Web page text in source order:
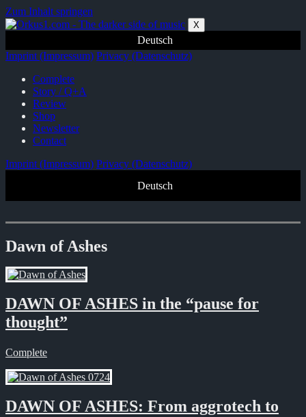
Zum Inhalt springen
X
Deutsch
Imprint (Impressum) Privacy (Datenschutz)
Complete
Story / Q+A
Review
Shop
Newsletter
Contact
Imprint (Impressum) Privacy (Datenschutz)
Deutsch
Dawn of Ashes
DAWN OF ASHES in the “pause for
thought”
Complete
DAWN OF ASHES: From aggrotech to